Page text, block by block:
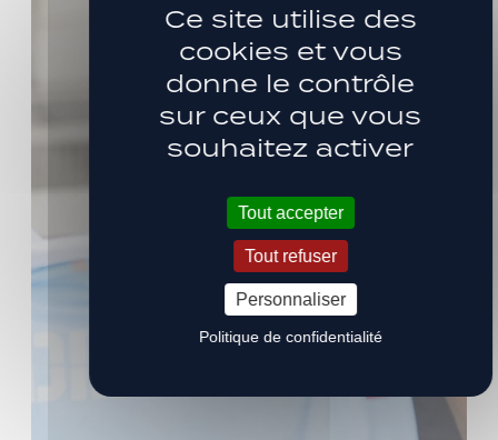
Ce site utilise des
cookies et vous
donne le contrôle
sur ceux que vous
souhaitez activer
Tout accepter
Tout refuser
Personnaliser
Politique de confidentialité